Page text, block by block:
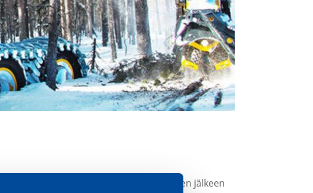
2001 -mallistoa. Relicomp on sen jälkeen